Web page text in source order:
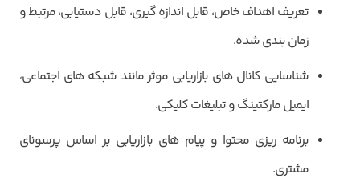
تعریف اهداف خاص، قابل اندازه گیری، قابل دستیابی، مرتبط و
زمان بندی شده.
شناسایی کانال های بازاریابی موثر مانند شبکه های اجتماعی،
ایمیل مارکتینگ و تبلیغات کلیکی.
برنامه ریزی محتوا و پیام های بازاریابی بر اساس پرسونای
مشتری.